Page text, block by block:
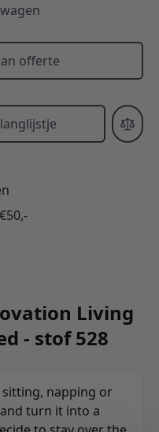
offerte
Living
- stof 528
napping or
turn it into a